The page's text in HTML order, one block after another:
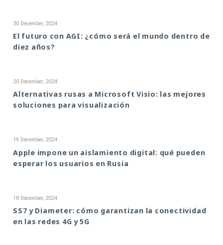
30 December, 2024
El futuro con AGI: ¿cómo será el mundo dentro de
diez años?
20 December, 2024
Alternativas rusas a Microsoft Visio: las mejores
soluciones para visualización
19 December, 2024
Apple impone un aislamiento digital: qué pueden
esperar los usuarios en Rusia
18 December, 2024
SS7 y Diameter: cómo garantizan la conectividad
en las redes 4G y 5G